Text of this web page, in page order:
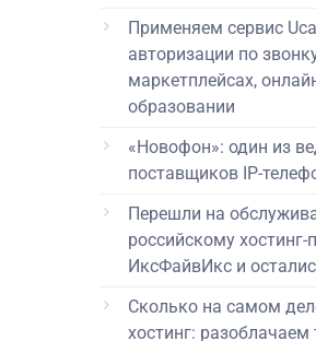
Применяем сервис
авторизации по
маркетплейсах,
образовании
«Новофон»: один из
поставщиков IP-
Перешли на
российскому хостинг-
ИксФайвИкс и
Сколько на самом
хостинг: разоблачаем